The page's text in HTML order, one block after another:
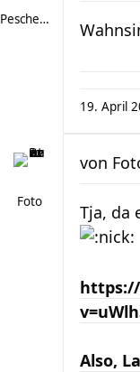
PescheMAX
19. April
Foto
von
Tja, da
Also,